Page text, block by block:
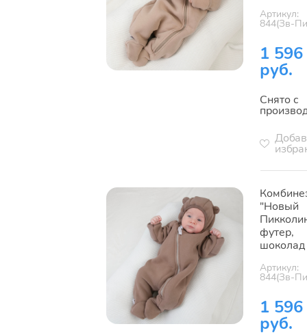
Артикул:
844(Зв-
1 596
руб.
Снято с
"Новый
футер,
шоколад
Артикул:
844(Зв-
1 596
руб.